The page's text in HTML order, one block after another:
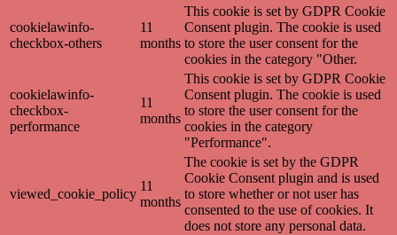
cookielawinfo-
checkbox-others
11
months
This cookie is set by GDPR Cookie
Consent plugin. The cookie is used
to store the user consent for the
cookies in the category "Other.
cookielawinfo-
checkbox-
performance
11
months
This cookie is set by GDPR Cookie
Consent plugin. The cookie is used
to store the user consent for the
cookies in the category
"Performance".
viewed_cookie_policy
11
months
The cookie is set by the GDPR
Cookie Consent plugin and is used
to store whether or not user has
consented to the use of cookies. It
does not store any personal data.